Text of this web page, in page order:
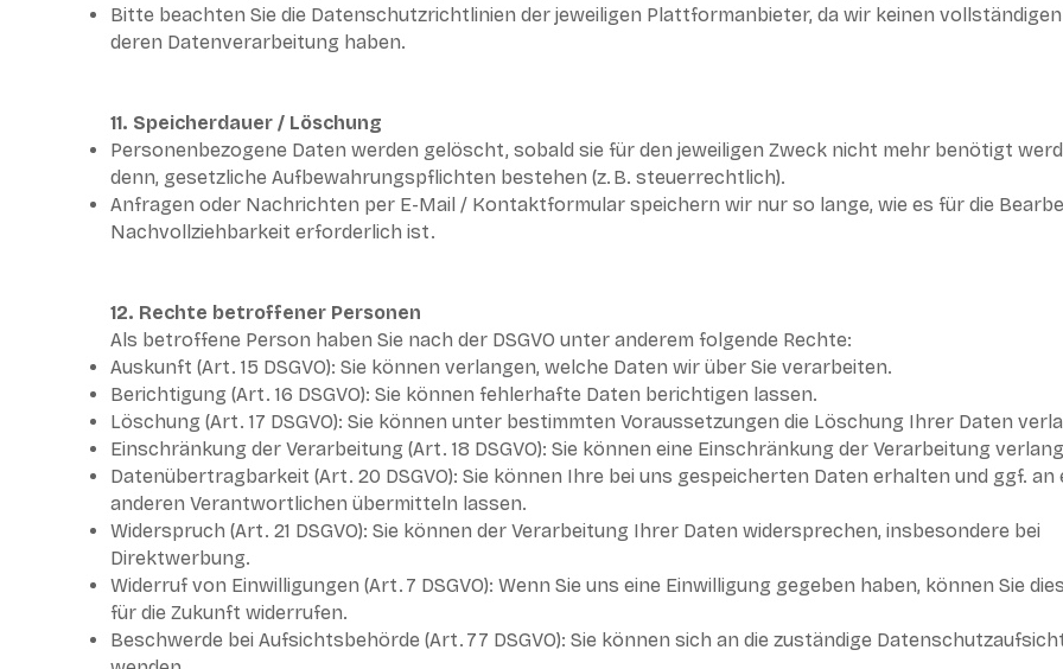
Bitte beachten Sie die Datenschutzrichtlinien der jeweiligen Plattformanbieter, da wir keinen
deren Datenverarbeitung haben.
11. Speicherdauer / Löschung
Personenbezogene Daten werden gelöscht, sobald sie für den jeweiligen Zweck nicht mehr benötigt
denn, gesetzliche Aufbewahrungspflichten bestehen (z. B. steuerrechtlich).
Anfragen oder Nachrichten per E-Mail / Kontaktformular speichern wir nur so lange, wie es für die
Nachvollziehbarkeit erforderlich ist.
12. Rechte betroffener Personen
Als betroffene Person haben Sie nach der DSGVO unter anderem folgende Rechte:
Auskunft (Art. 15 DSGVO): Sie können verlangen, welche Daten wir über Sie verarbeiten.
Berichtigung (Art. 16 DSGVO): Sie können fehlerhafte Daten berichtigen lassen.
Löschung (Art. 17 DSGVO): Sie können unter bestimmten Voraussetzungen die Löschung Ihrer Daten
Einschränkung der Verarbeitung (Art. 18 DSGVO): Sie können eine Einschränkung der Verarbeitung
Datenübertragbarkeit (Art. 20 DSGVO): Sie können Ihre bei uns gespeicherten Daten erhalten und ggf. an
anderen Verantwortlichen übermitteln lassen.
Widerspruch (Art. 21 DSGVO): Sie können der Verarbeitung Ihrer Daten widersprechen, insbesondere bei
Direktwerbung.
Widerruf von Einwilligungen (Art. 7 DSGVO): Wenn Sie uns eine Einwilligung gegeben haben, können Sie
für die Zukunft widerrufen.
Beschwerde bei Aufsichtsbehörde (Art. 77 DSGVO): Sie können sich an die zuständige